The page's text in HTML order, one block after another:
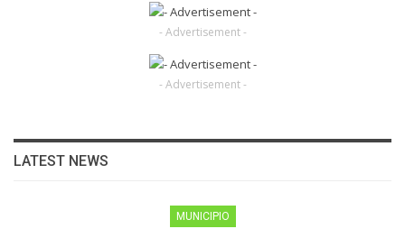
- Advertisement -
- Advertisement -
LATEST NEWS
MUNICIPIO